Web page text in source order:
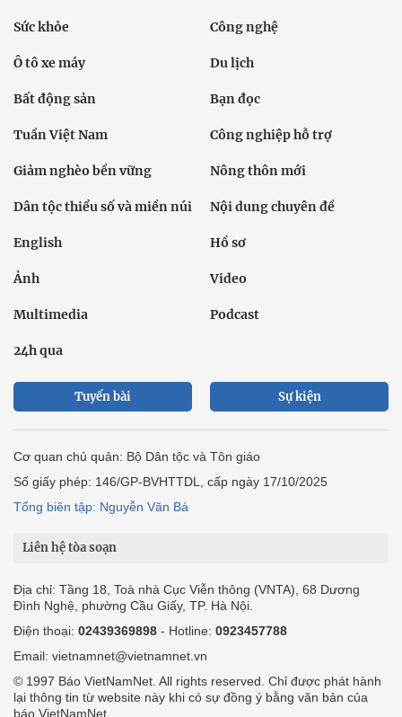
Sức khỏe Công nghệ
Ô tô xe máy Du lịch
Bất động sản Bạn đọc
Tuần Việt Nam Công nghiệp hỗ trợ
Giảm nghèo bền vững Nông thôn mới
Dân tộc thiểu số và miền núi Nội dung chuyên đề
English Hồ sơ
Ảnh Video
Multimedia Podcast
24h qua
Tuyến bài Sự kiện
Cơ quan chủ quản: Bộ Dân tộc và Tôn giáo
Số giấy phép: 146/GP-BVHTTDL, cấp ngày 17/10/2025
Tổng biên tập: Nguyễn Văn Bá
Liên hệ tòa soạn
Địa chỉ: Tầng 18, Toà nhà Cục Viễn thông (VNTA), 68 Dương
Đình Nghệ, phường Cầu Giấy, TP. Hà Nội.
Điện thoại: 02439369898 - Hotline: 0923457788
Email: vietnamnet@vietnamnet.vn
© 1997 Báo VietNamNet. All rights reserved. Chỉ được phát hành
lại thông tin từ website này khi có sự đồng ý bằng văn bản của
báo VietNamNet.